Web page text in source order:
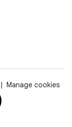
Manage cookies